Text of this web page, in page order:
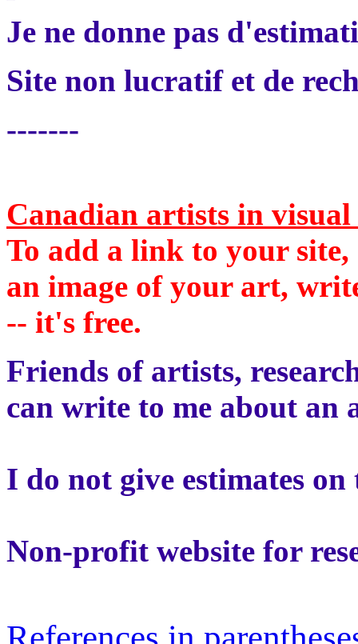
Je ne donne pas
Site non lucratif et de
-------
Canadian artists in
To add a link to your
an image of your art,
-- it's free.
Friends of artists,
can write to me about an
I do not give estimates
Non-profit website for